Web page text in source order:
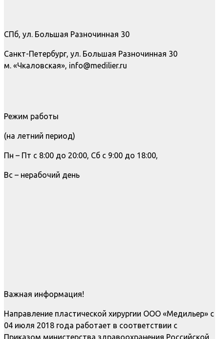
СПб, ул. Большая Разночинная 30
Санкт-Петербург, ул. Большая Разночинная 30
м. «Чкаловская», info@medilier.ru
Режим работы
(на летний период)
Пн – Пт с 8:00 до 20:00, Сб с 9:00 до 18:00,
Вс – нерабочий день
Важная информация!
Направление пластической хирургии ООО «Медильер» с
04 июля 2018 года работает в соответствии с